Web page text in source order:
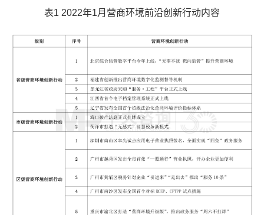
表1 2022年1月营商环境前沿创新行动内容